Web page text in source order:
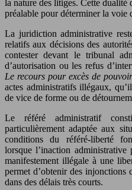
la nature des litiges. Cette dualité
préalable pour déterminer la voie
La juridiction administrative
relatifs aux décisions des
contester devant le tribunal
d’autorisation ou les refus
Le recours pour excès de
actes administratifs illégaux,
de vice de forme ou de
Le référé administratif
particulièrement adaptée aux
conditions du référé-liberté
lorsque l’inaction
manifestement illégale à une
permet d’obtenir des injonctions
dans des délais très courts.